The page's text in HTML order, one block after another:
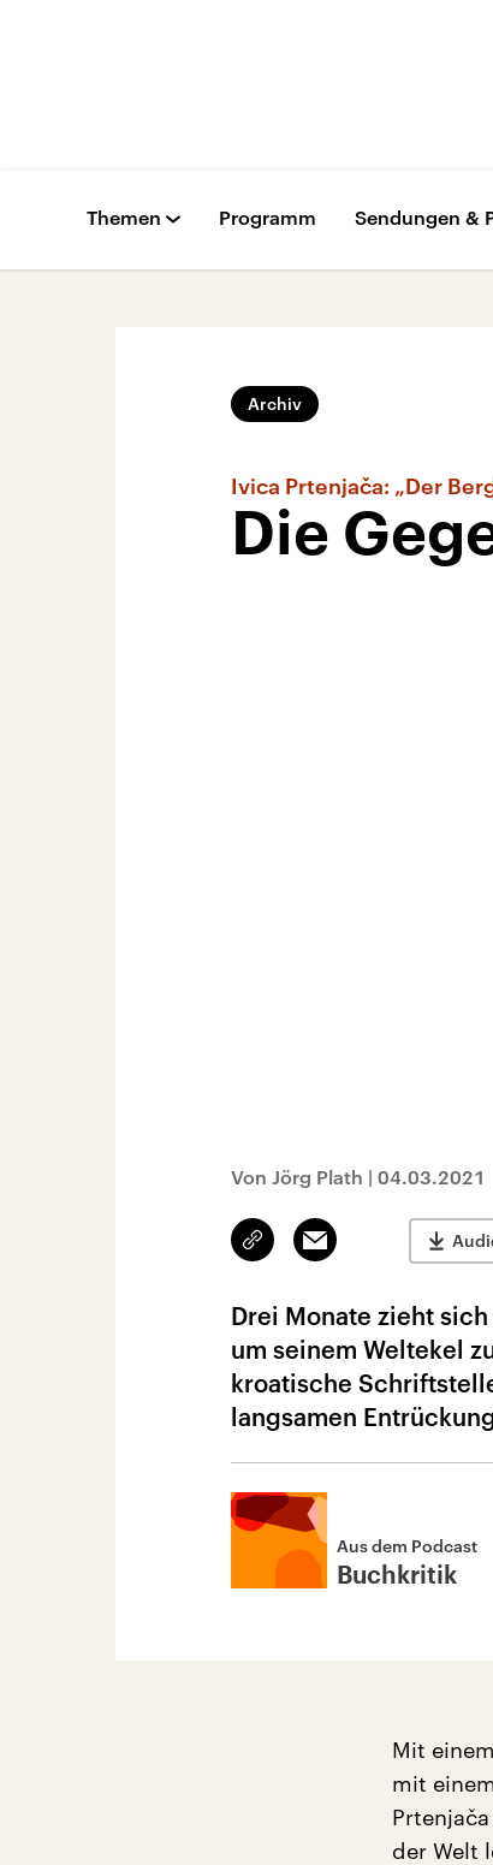
Themen Programm Sendungen &
Archiv
Ivica Prtenjača: „Der
Die
Von Jörg Plath | 04.03.2021
Link
kopieren/teilen
Email
Drei Monate zieht
um seinem Weltekel
kroatische
langsamen
Aus dem Podcast
Buchkritik
Mit
mit
der Welt